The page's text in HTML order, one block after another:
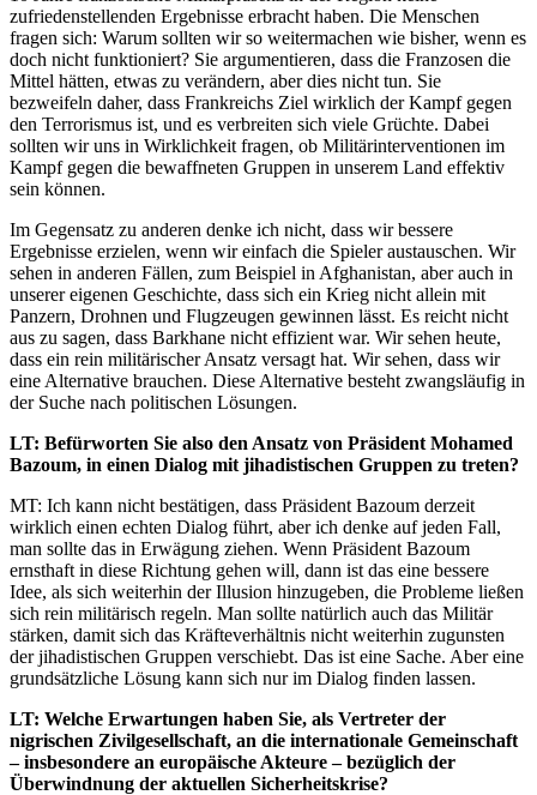
zufriedenstellenden Ergebnisse erbracht haben. Die Menschen
fragen sich: Warum sollten wir so weitermachen wie bisher, wenn es
doch nicht funktioniert? Sie argumentieren, dass die Franzosen die
Mittel hätten, etwas zu verändern, aber dies nicht tun. Sie
bezweifeln daher, dass Frankreichs Ziel wirklich der Kampf gegen
den Terrorismus ist, und es verbreiten sich viele Grüchte. Dabei
sollten wir uns in Wirklichkeit fragen, ob Militärinterventionen im
Kampf gegen die bewaffneten Gruppen in unserem Land effektiv
sein können.
Im Gegensatz zu anderen denke ich nicht, dass wir bessere
Ergebnisse erzielen, wenn wir einfach die Spieler austauschen. Wir
sehen in anderen Fällen, zum Beispiel in Afghanistan, aber auch in
unserer eigenen Geschichte, dass sich ein Krieg nicht allein mit
Panzern, Drohnen und Flugzeugen gewinnen lässt. Es reicht nicht
aus zu sagen, dass Barkhane nicht effizient war. Wir sehen heute,
dass ein rein militärischer Ansatz versagt hat. Wir sehen, dass wir
eine Alternative brauchen. Diese Alternative besteht zwangsläufig in
der Suche nach politischen Lösungen.
LT: Befürworten Sie also den Ansatz von Präsident Mohamed
Bazoum, in einen Dialog mit jihadistischen Gruppen zu treten?
MT: Ich kann nicht bestätigen, dass Präsident Bazoum derzeit
wirklich einen echten Dialog führt, aber ich denke auf jeden Fall,
man sollte das in Erwägung ziehen. Wenn Präsident Bazoum
ernsthaft in diese Richtung gehen will, dann ist das eine bessere
Idee, als sich weiterhin der Illusion hinzugeben, die Probleme ließen
sich rein militärisch regeln. Man sollte natürlich auch das Militär
stärken, damit sich das Kräfteverhältnis nicht weiterhin zugunsten
der jihadistischen Gruppen verschiebt. Das ist eine Sache. Aber eine
grundsätzliche Lösung kann sich nur im Dialog finden lassen.
LT: Welche Erwartungen haben Sie, als Vertreter der
nigrischen Zivilgesellschaft, an die internationale Gemeinschaft
– insbesondere an europäische Akteure – bezüglich der
Überwindnung der aktuellen Sicherheitskrise?